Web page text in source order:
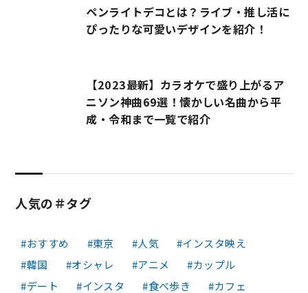
ペンライトデコとは？ライブ・推し活に
ぴったりな可愛いデザインを紹介！
【2023最新】カラオケで盛り上がるア
ニソン神曲69選！懐かしい名曲から平
成・令和まで一覧で紹介
人気の＃タグ
おすすめ 東京 人気
インスタ映え
韓国
オシャレ アニメ
カップル
デート
インスタ 食べ歩き カフェ